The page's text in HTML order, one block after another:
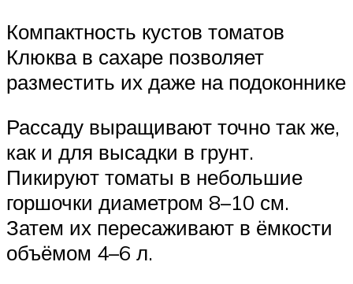
Компактность кустов томатов
Клюква в сахаре позволяет
разместить их даже на подоконнике
Рассаду выращивают точно так же,
как и для высадки в грунт.
Пикируют томаты в небольшие
горшочки диаметром 8–10 см.
Затем их пересаживают в ёмкости
объёмом 4–6 л.